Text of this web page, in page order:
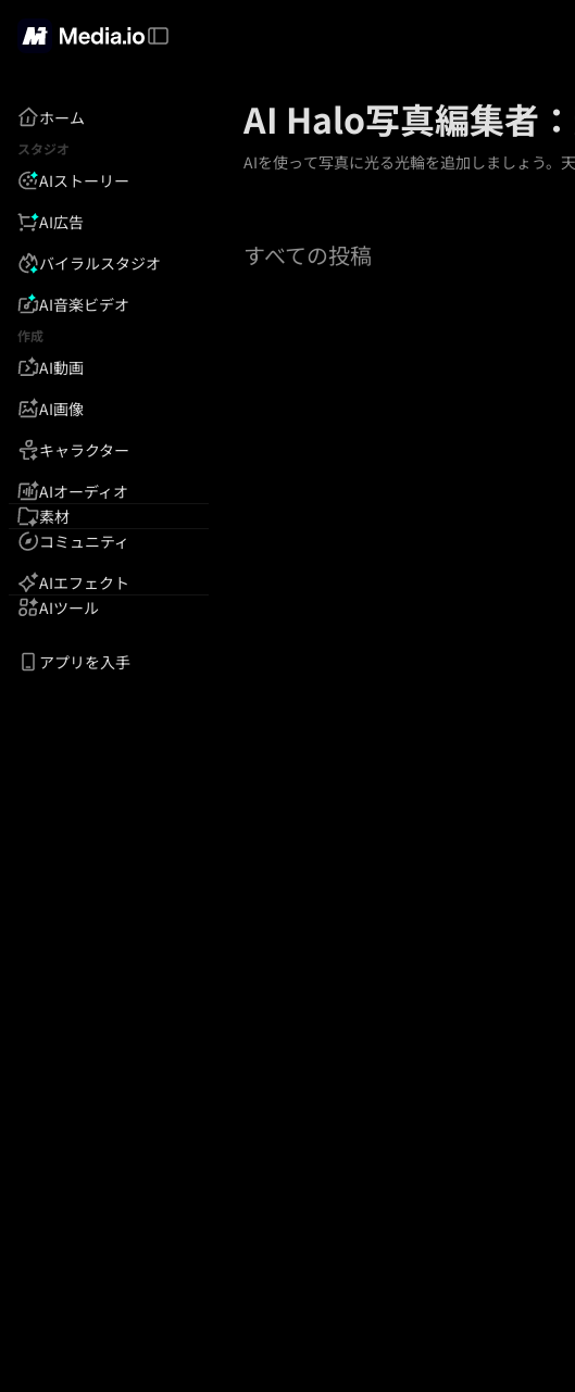
ホーム
スタジオ
AIストーリー
AI広告
バイラルスタジオ
AI音楽ビデオ
作成
AI動画
AI画像
キャラクター
AIオーディオ
素材
コミュニティ
AIエフェクト
AIツール
アプリを入手
AI Halo写真編集者
AIを使って写真に光る光輪を追加しましょう。
すべての投稿